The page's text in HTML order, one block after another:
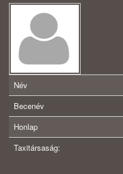
Név
Becenév
Honlap
Taxitársaság: